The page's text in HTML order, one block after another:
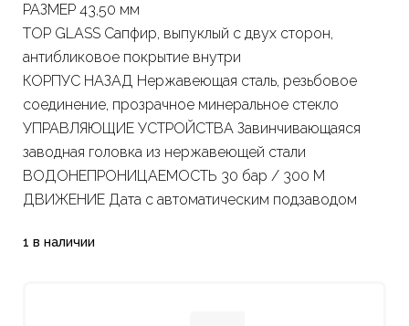
РАЗМЕР 43,50 мм
TOP GLASS Сапфир, выпуклый с двух сторон,
антибликовое покрытие внутри
КОРПУС НАЗАД Нержавеющая сталь, резьбовое
соединение, прозрачное минеральное стекло
УПРАВЛЯЮЩИЕ УСТРОЙСТВА Завинчивающаяся
заводная головка из нержавеющей стали
ВОДОНЕПРОНИЦАЕМОСТЬ 30 бар / 300 M
ДВИЖЕНИЕ Дата с автоматическим подзаводом
1 в наличии